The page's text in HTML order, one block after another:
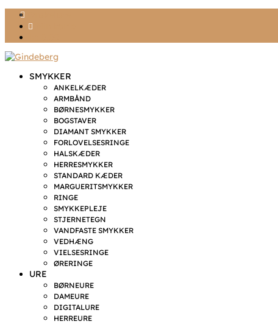
SMYKKER
ANKELKÆDER
ARMBÅND
BØRNESMYKKER
BOGSTAVER
DIAMANT SMYKKER
FORLOVELSESRINGE
HALSKÆDER
HERRESMYKKER
STANDARD KÆDER
MARGUERITSMYKKER
RINGE
SMYKKEPLEJE
STJERNETEGN
VANDFASTE SMYKKER
VEDHÆNG
VIELSESRINGE
ØRERINGE
URE
BØRNEURE
DAMEURE
DIGITALURE
HERREURE